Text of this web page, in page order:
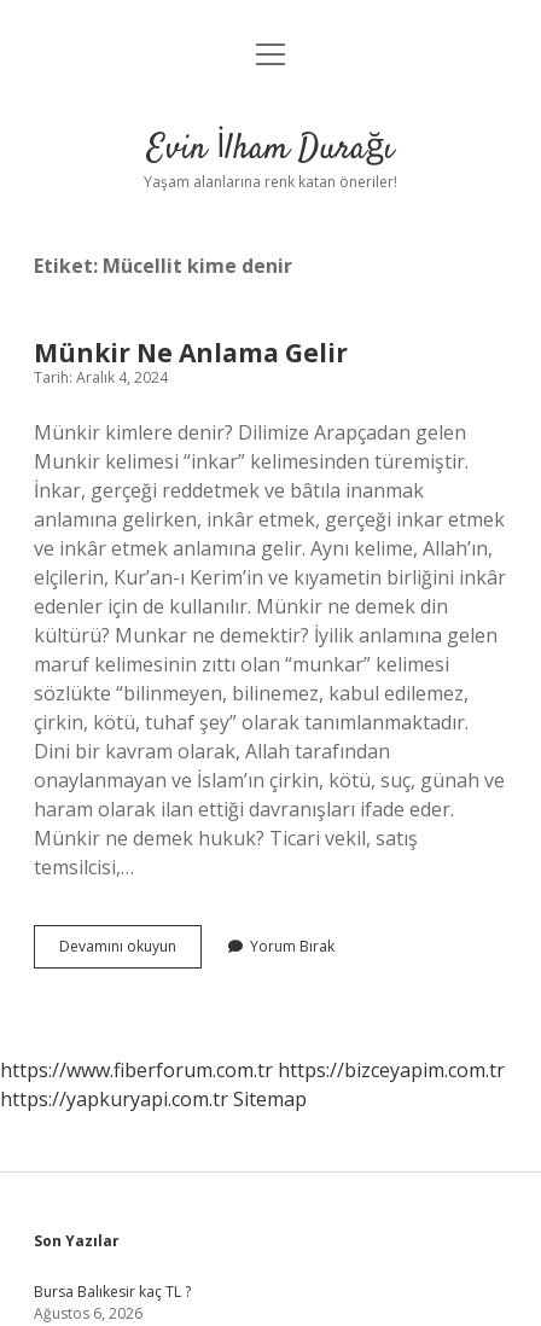
Anasayfa
Yasal Uyarı
menüyü
Evin İlham Durağı
Yaşam alanlarına renk katan öneriler!
Etiket: Mücellit kime denir
Münkir Ne Anlama Gelir
Tarih: Aralık 4, 2024
Münkir kimlere denir? Dilimize Arapçadan gelen
Munkir kelimesi “inkar” kelimesinden türemiştir.
İnkar, gerçeği reddetmek ve bâtıla inanmak
anlamına gelirken, inkâr etmek, gerçeği inkar etmek
ve inkâr etmek anlamına gelir. Aynı kelime, Allah’ın,
elçilerin, Kur’an-ı Kerim’in ve kıyametin birliğini inkâr
edenler için de kullanılır. Münkir ne demek din
kültürü? Munkar ne demektir? İyilik anlamına gelen
maruf kelimesinin zıttı olan “munkar” kelimesi
sözlükte “bilinmeyen, bilinemez, kabul edilemez,
çirkin, kötü, tuhaf şey” olarak tanımlanmaktadır.
Dini bir kavram olarak, Allah tarafından
onaylanmayan ve İslam’ın çirkin, kötü, suç, günah ve
haram olarak ilan ettiği davranışları ifade eder.
Münkir ne demek hukuk? Ticari vekil, satış
temsilcisi,…
Devamını okuyun
Ne
Yorum Bırak
https://www.fiberforum.com.tr https://bizceyapim.com.tr
https://yapkuryapi.com.trSitemap
Sidebar
Son Yazılar
Bursa Balıkesir kaç TL ?
Ağustos 6, 2026